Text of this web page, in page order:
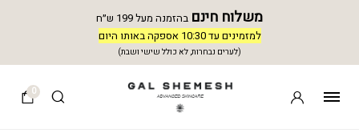
משלוח חינם בהזמנה מעל 199 ש״ח
למזמינים עד 10:30 אספקה באותו היום
(לערים נבחרות, לא כולל שישי ושבת)
0